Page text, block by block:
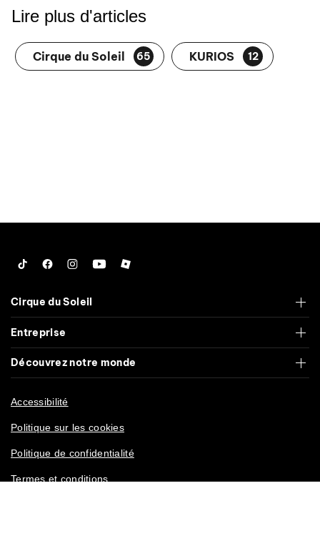
Lire plus d'articles
Cirque du Soleil 65 KURIOS 12
TiktokFacebook
Instagram
YouTubeRoblox
Cirque du Soleil
Entreprise
Découvrez notre monde
Accessibilité
Politique sur les cookies
Politique de confidentialité
Termes et conditions